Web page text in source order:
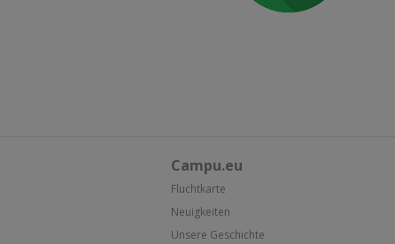
Campu.eu
Fluchtkarte
Neuigkeiten
Unsere Geschichte